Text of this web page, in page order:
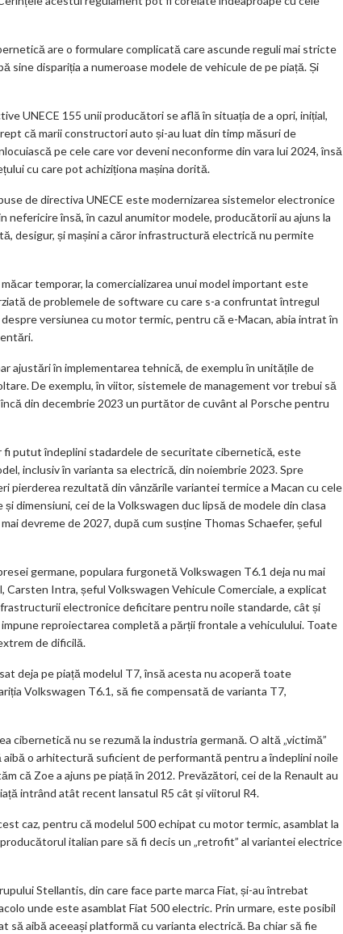
ks are o formulare complicată care ascunde reguli mai stricte
dispariția a numeroase modele de vehicule de pe piață. Și
UNECE 155 unii producători se află în situația de a opri, inițial,
că marii constructori auto și-au luat din timp măsuri de
pe cele care vor deveni neconforme din vara lui 2024, însă
cu care pot achiziționa mașina dorită.
de directiva UNECE este modernizarea sistemelor electronice
însă, în cazul anumitor modele, producătorii au ajuns la
desigur, și mașini a căror infrastructură electrică nu permite
temporar, la comercializarea unui model important este
de problemele de software cu care s-a confruntat întregul
versiunea cu motor termic, pentru că e-Macan, abia intrat în
ajustări în implementarea tehnică, de exemplu în unitățile de
De exemplu, în viitor, sistemele de management vor trebui să
din decembrie 2023 un purtător de cuvânt al Porsche pentru
fi putut îndeplini stadardele de securitate cibernetică, este
inclusiv în varianta sa electrică, din noiembrie 2023. Spre
pierderea rezultată din vânzările variantei termice a Macan cu cele
dimensiuni, cei de la Volkswagen duc lipsă de modele din clasa
devreme de 2027, după cum susține Thomas Schaefer, șeful
germane, populara furgonetă Volkswagen T6.1 deja nu mai
Intra, șeful Volkswagen Vehicule Comerciale, a explicat
electronice deficitare pentru noile standarde, cât și
reproiectarea completă a părții frontale a vehiculului. Toate
de dificilă.
deja pe piață modelul T7, însă acesta nu acoperă toate
Volkswagen T6.1, să fie compensată de varianta T7,
cibernetică nu se rezumă la industria germană. O altă „victimă”
o arhitectură suficient de performantă pentru a îndeplini noile
că Zoe a ajuns pe piață în 2012. Prevăzători, cei de la Renault au
intrând atât recent lansatul R5 cât și viitorul R4.
caz, pentru că modelul 500 echipat cu motor termic, asamblat la
italian pare să fi decis un „retrofit” al variantei electrice
Stellantis, din care face parte marca Fiat, și-au întrebat
unde este asamblat Fiat 500 electric. Prin urmare, este posibil
să aibă aceeași platformă cu varianta electrică. Ba chiar să fie